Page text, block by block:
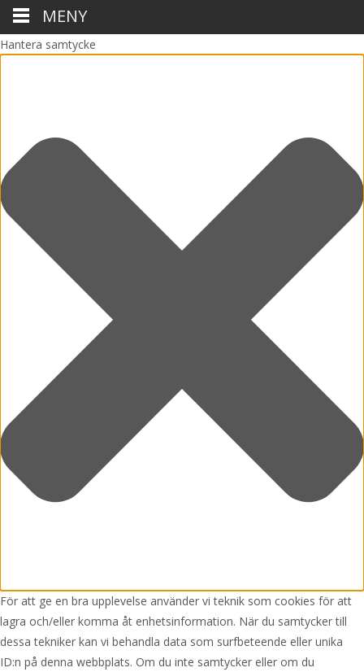
Hantera samtycke
För att ge en bra upplevelse använder vi teknik som cookies för att
lagra och/eller komma åt enhetsinformation. När du samtycker till
dessa tekniker kan vi behandla data som surfbeteende eller unika
ID:n på denna webbplats. Om du inte samtycker eller om du
MENY